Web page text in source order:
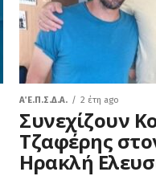
Α΄ Ε.Π.Σ.Δ.Α. 2 έτη ago
Συνεχίζουν
Τζαφέρης
Ηρακλή